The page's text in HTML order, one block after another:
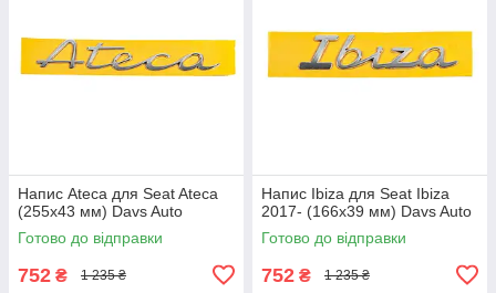
Напис Ateca для Seat Ateca
(255х43 мм) Davs Auto
Готово до відправки
752 ₴ 1 235 ₴
Напис Ibiza для Seat Ibiza
2017- (166х39 мм) Davs Auto
Готово до відправки
752 ₴ 1 235 ₴